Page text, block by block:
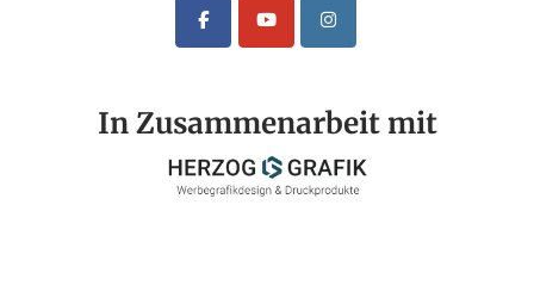
In Zusammenarbeit mit